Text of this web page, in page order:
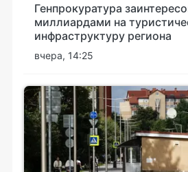
Генпрокуратура
миллиардами на
инфраструктуру региона
вчера, 14:25